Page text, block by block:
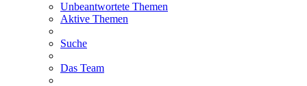
Unbeantwortete Themen
Aktive Themen
Suche
Das Team